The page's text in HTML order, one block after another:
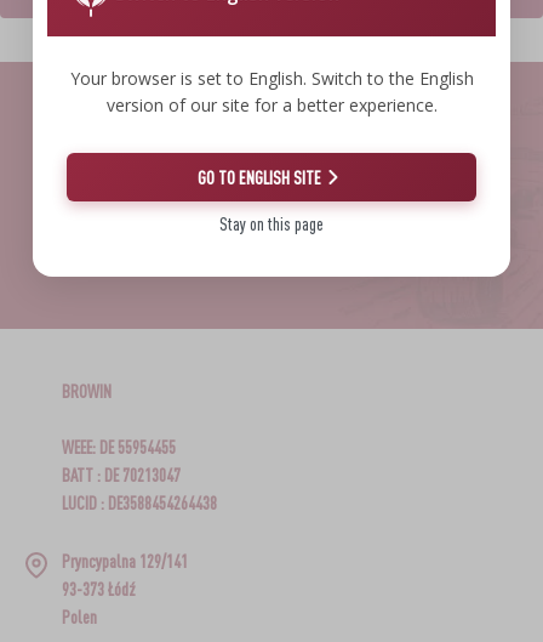
BAKTERIENKULTUREN
LITERATUR ZUR WURSTHERSTELLUNG
FLASCHEN
GLASBALLONS ›
REGALE
ETIKETTEN
ALKOHOLANALYSE
AUTO & MOTORRAD
Your browser is set to English. Switch to the English
version of our site for a better experience.
GO TO ENGLISH SITE
Stay on this page
BROWIN
WEEE: DE 55954455
BATT : DE 70213047
LUCID : DE3588454264438
Pryncypalna 129/141
93-373 Łódź
Polen